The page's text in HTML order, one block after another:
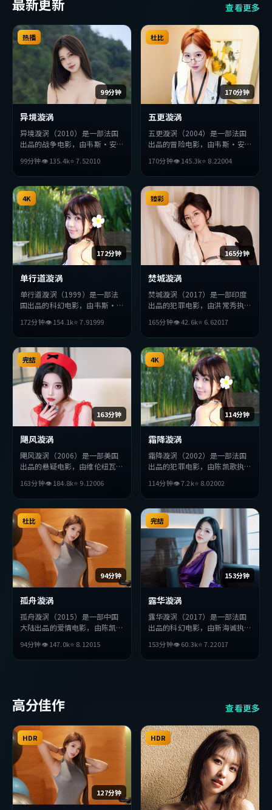
最新更新 查看更多
99分钟
热播
异境漩涡
异境漩涡（2010）是一部法国
出品的战争电影，由韦斯·安
罗伦斯·珀、梁朝伟等主演。
影片在叙事与视听上力求突破，
探讨人性与抉择，节奏张弛有
度，适合喜欢该类型的观众完整
观看。
99分钟👁135.4k⭐7.52010
170分钟
杜比
五更漩涡
五更漩涡（2004）是一部法国
出品的冒险电影，由韦斯·安
达亚等主演。影片在叙事与视听
上力求突破，探讨人性与抉择，
节奏张弛有度，适合喜欢该类型
的观众完整观看。
170分钟👁145.3k⭐ 8.22004
172分钟
4K
单行道漩涡
单行道漩涡（1999）是一部法
国出品的科幻电影，由韦斯·
菲、李秉宪等主演。影片在叙事
与视听上力求突破，探讨人性与
抉择，节奏张弛有度，适合喜欢
该类型的观众完整观看。
172分钟👁154.1k⭐7.91999
165分钟
臻彩
焚城漩涡
焚城漩涡（2017）是一部印度
出品的犯罪电影，由洪常秀执
演。影片在叙事与视听上力求突
破，探讨人性与抉择，节奏张弛
有度，适合喜欢该类型的观众完
整观看。
165分钟👁42.6k⭐ 6.62017
163分钟
完结
飓风漩涡
飓风漩涡（2006）是一部美国
出品的悬疑电影，由维伦纽瓦执
演。影片在叙事与视听上力求突
破，探讨人性与抉择，节奏张弛
有度，适合喜欢该类型的观众完
整观看。
163分钟👁184.8k⭐ 9.12006
114分钟
4K
霜降漩涡
霜降漩涡（2002）是一部法国
出品的犯罪电影，由陈凯歌执
等主演。影片在叙事与视听上力
求突破，探讨人性与抉择，节奏
张弛有度，适合喜欢该类型的观
众完整观看。
114分钟👁7.2k⭐ 8.02002
94分钟
杜比
孤舟漩涡
孤舟漩涡（2015）是一部中国
大陆出品的爱情电影，由陈凯歌
等主演。影片在叙事与视听上力
求突破，探讨人性与抉择，节奏
94分钟👁147.0k⭐ 8.12015
153分钟
完结
露华漩涡
露华漩涡（2017）是一部法国
出品的科幻电影，由新海诚执
主演。影片在叙事与视听上力求
突破，探讨人性与抉择，节奏张
153分钟👁60.3k⭐7.22017
高分佳作 查看更多
127分钟
HDR HDR